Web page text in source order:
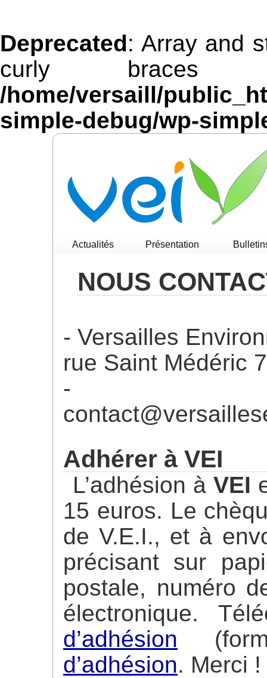
Deprecated: Array and
curly braces
/home/versaill/
simple-debug/wp-
Actualités Présentation
NOUS
Versailles
rue Saint Médéric
Adhérer à VEI
L’adhésion à VEI
15 euros. Le
de V.E.I., et à
précisant sur
postale, numéro
électronique.
d’adhésion
d’adhésion. Merci !